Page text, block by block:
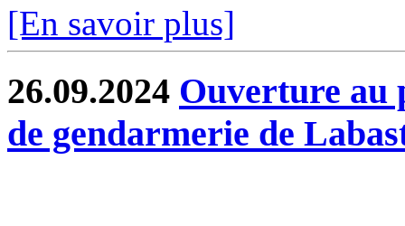
[En savoir plus]
26.09.2024 Ouverture au
de gendarmerie de